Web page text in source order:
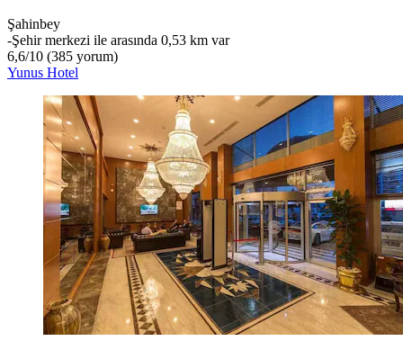
Şahinbey
‐Şehir merkezi ile arasında 0,53 km var
6,6/10 (385 yorum)
Yunus Hotel